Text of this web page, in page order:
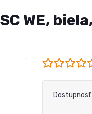
WE,
Dostupnosť